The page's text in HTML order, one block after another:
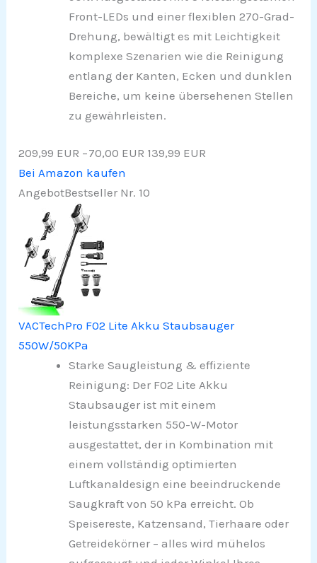
Front-LEDs und einer flexiblen 270-Grad-
Drehung, bewältigt es mit Leichtigkeit
komplexe Szenarien wie die Reinigung
entlang der Kanten, Ecken und dunklen
Bereiche, um keine übersehenen Stellen
zu gewährleisten.
209,99 EUR −70,00 EUR 139,99 EUR
Bei Amazon kaufen
AngebotBestseller Nr. 10
VACTechPro F02 Lite Akku Staubsauger
550W/50KPa
Starke Saugleistung & effiziente
Reinigung: Der F02 Lite Akku
Staubsauger ist mit einem
leistungsstarken 550-W-Motor
ausgestattet, der in Kombination mit
einem vollständig optimierten
Luftkanaldesign eine beeindruckende
Saugkraft von 50 kPa erreicht. Ob
Speisereste, Katzensand, Tierhaare oder
Getreidekörner – alles wird mühelos